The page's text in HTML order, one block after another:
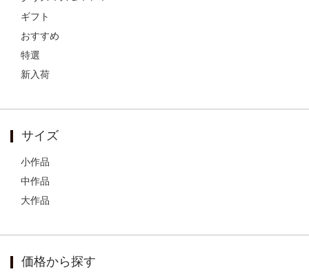
ギフト
おすすめ
特選
新入荷
サイズ
小作品
中作品
大作品
価格から探す